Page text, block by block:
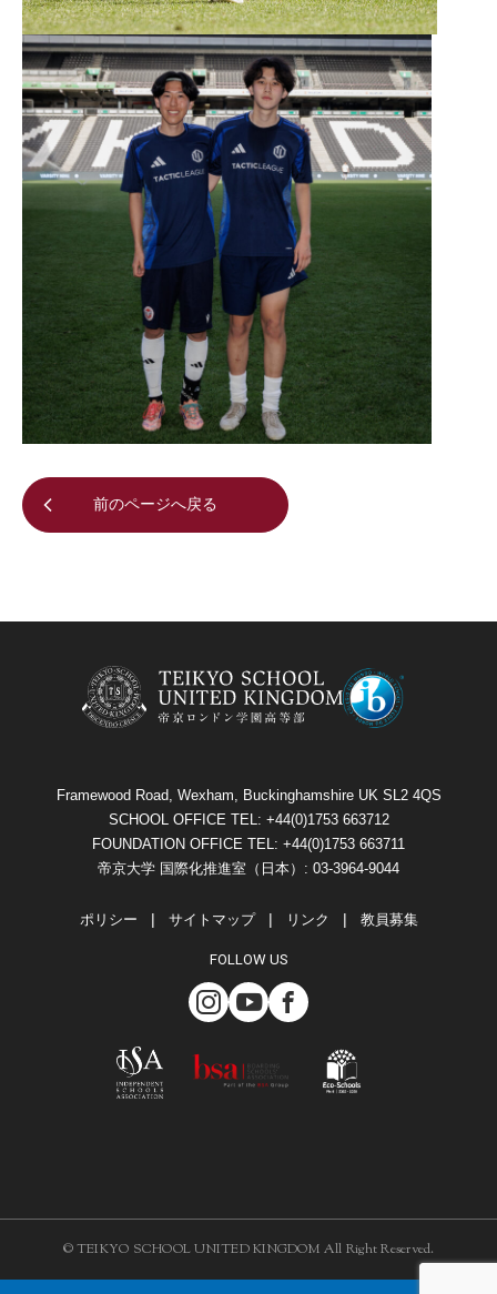
前のページへ戻る
Framewood Road, Wexham, Buckinghamshire UK SL2 4QS
SCHOOL OFFICE TEL: +44(0)1753 663712
FOUNDATION OFFICE TEL: +44(0)1753 663711
帝京大学 国際化推進室（日本）: 03-3964-9044
ポリシー サイトマップ リンク 教員募集
FOLLOW US
© TEIKYO SCHOOL UNITED KINGDOM All Right Reserved.